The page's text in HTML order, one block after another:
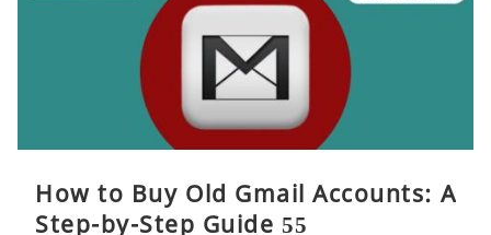
How to Buy Old Gmail Accounts: A
Step-by-Step Guide 55